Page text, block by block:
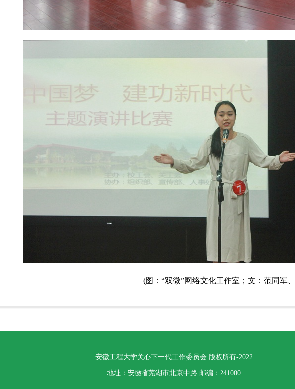
(图：“双微”网络文化工作室；文：范同军、
安徽工程大学关心下一代工作委员会 版权所有-2022
地址：安徽省芜湖市北京中路 邮编：241000